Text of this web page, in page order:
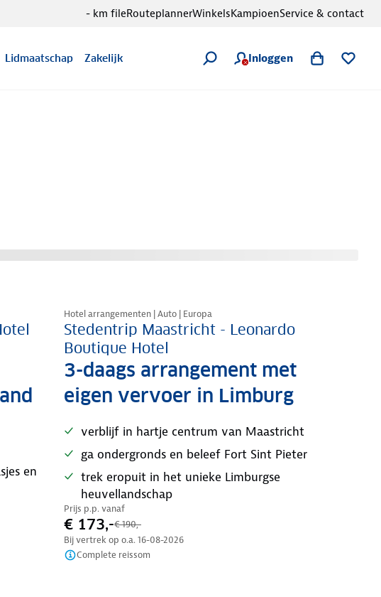
Lidmaatschap Zakelijk Inloggen
- km fileRouteplannerWinkelsKampioenService & contact
en
Hotel arrangementen | Auto | Europa
Stedentrip Maastricht - Leonardo
Boutique Hotel
3-daags arrangement met
eigen vervoer in Limburg
verblijf in hartje centrum van Maastricht
ga ondergronds en beleef Fort Sint Pieter
trek eropuit in het unieke Limburgse
heuvellandschap
Prijs p.p. vanaf
€ 173,-€ 190,-
Bij vertrek op o.a. 16-08-2026
Complete reissom